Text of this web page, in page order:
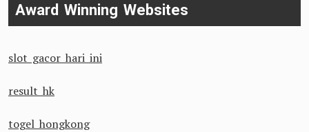
Award Winning Websites
slot gacor hari ini
result hk
togel hongkong